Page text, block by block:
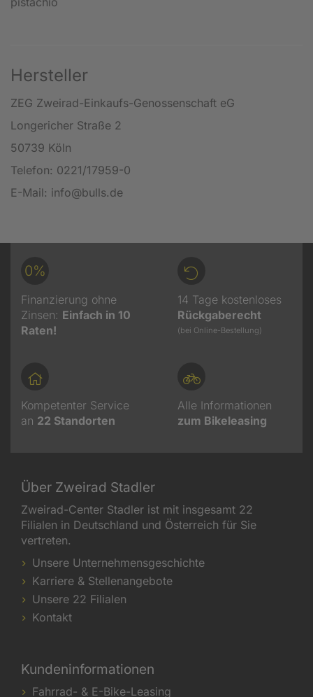
Hersteller
ZEG Zweirad-Einkaufs-Genossenschaft eG
Longericher Straße 2
50739 Köln
Telefon: 0221/17959-0
E-Mail: info@bulls.de
0%
Finanzierung ohne
Zinsen: Einfach in 10
Raten!
14 Tage kostenloses
Rückgaberecht
(bei Online-Bestellung)
Kompetenter Service
an 22 Standorten
Alle Informationen
zum Bikeleasing
Über Zweirad Stadler
Zweirad-Center Stadler ist mit insgesamt 22
Filialen in Deutschland und Österreich für Sie
vertreten.
Unsere Unternehmensgeschichte
Karriere & Stellenangebote
Unsere 22 Filialen
Kontakt
Kundeninformationen
Fahrrad- & E-Bike-Leasing